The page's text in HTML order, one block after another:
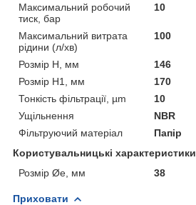
Максимальний робочий
тиск, бар
10
Максимальний витрата
рідини (л/хв)
100
Розмір H, мм
146
Розмір H1, мм
170
Тонкість фільтрації, µm
10
Ущільнення
NBR
Фільтруючий матеріал
Папір
Користувальницькі характеристики
Розмір Øe, мм
38
Приховати